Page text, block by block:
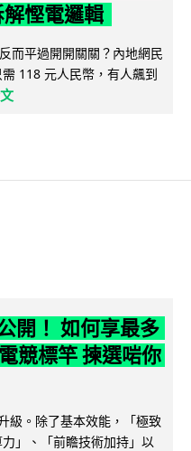
慳電邏輯
而平過開開關關？內地網民
118 元人民幣，有人飆到
開！ 如何享最多
競標竿 揀選啱你
級。除了基本效能，「極致
」、「前瞻技術加持」以